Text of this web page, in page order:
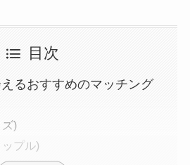
目次
るおすすめのマッチング
)
プル)